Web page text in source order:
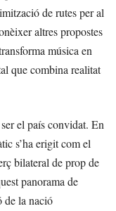
de rutes per al
altres propostes
música en
que combina realitat
el país convidat. En
s’ha erigit com el
bilateral de prop de
panorama de
de la nació